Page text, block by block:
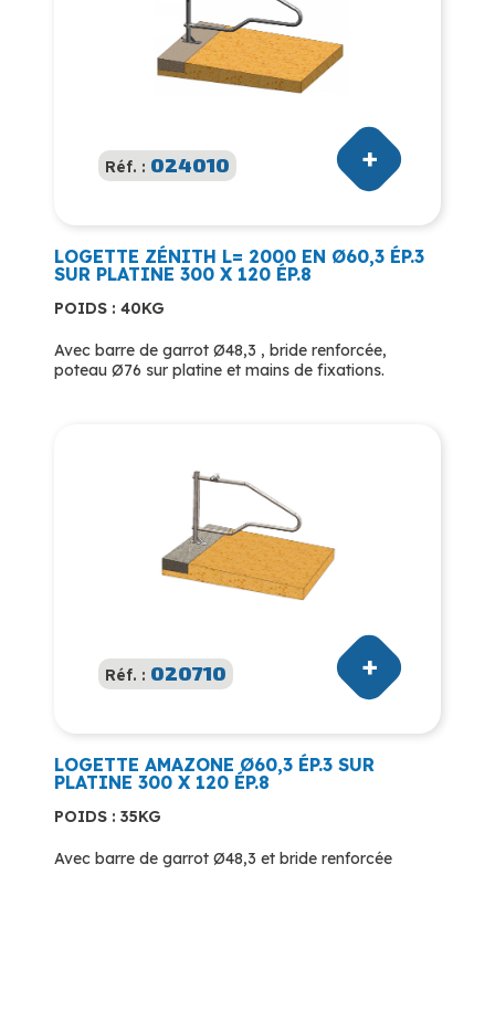
Réf. : 024010
LOGETTE ZÉNITH L= 2000 EN Ø60,3 ÉP.3
SUR PLATINE 300 X 120 ÉP.8
POIDS : 40KG
Avec barre de garrot Ø48,3 , bride renforcée,
poteau Ø76 sur platine et mains de fixations.
Réf. : 020710
LOGETTE AMAZONE Ø60,3 ÉP.3 SUR
PLATINE 300 X 120 ÉP.8
POIDS : 35KG
Avec barre de garrot Ø48,3 et bride renforcée